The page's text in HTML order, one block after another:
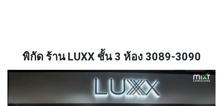
พิกัด ร้าน LUXXชั้น 3 ห้อง 3089-3090